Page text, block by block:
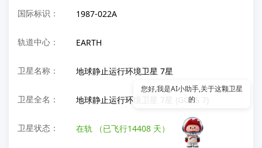
您好,我是AI小助手,关于这颗卫星
的历
国际标识： 1987-022A
轨道中心： EARTH
卫星名称： 地球静止运行环境卫星 7星
卫星全名： 地球静止运行环境卫星 7星 (GOES 7)
卫星状态： 在轨 （已飞行14408 天）